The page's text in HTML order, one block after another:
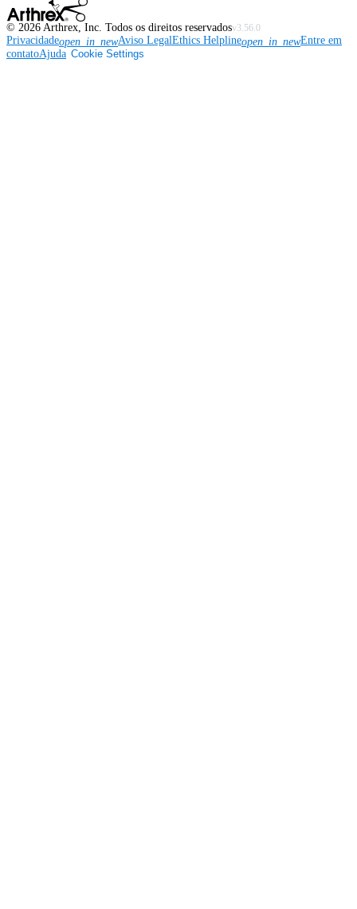
© 2026 Arthrex, Inc. Todos os direitos reservadosv3.56.0
Privacidadeopen_in_newAviso LegalEthics Helplineopen_in_newEntre em
contatoAjuda Cookie Settings